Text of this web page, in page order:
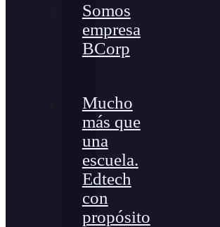
Somos
empresa
BCorp
Mucho
más que
una
escuela.
Edtech
con
propósito